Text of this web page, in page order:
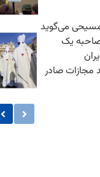
می‌گوید
یک
مجازات صادر